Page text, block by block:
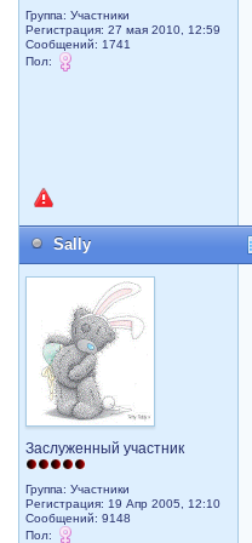
Группа: Участники
Регистрация: 27 мая 2010, 12:59
Сообщений: 1741
Пол:
Sally
Заслуженный участник
Группа: Участники
Регистрация: 19 Апр 2005, 12:10
Сообщений: 9148
Пол: